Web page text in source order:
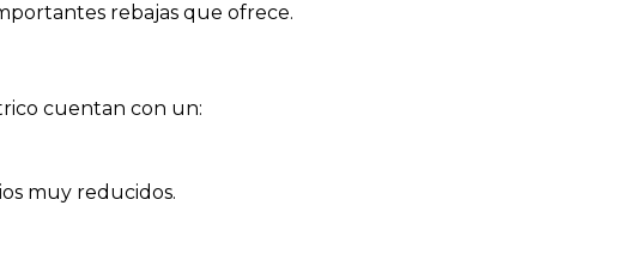
rebajas que ofrece.
cuentan con un:
muy reducidos.